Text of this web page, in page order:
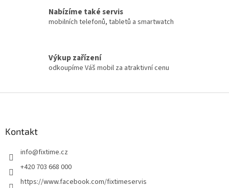
Nabízíme také servis
mobilních telefonů, tabletů a smartwatch
Výkup zařízení
odkoupíme Váš mobil za atraktivní cenu
Kontakt
info@fixtime.cz
+420 703 668 000
https://www.facebook.com/fixtimeservis